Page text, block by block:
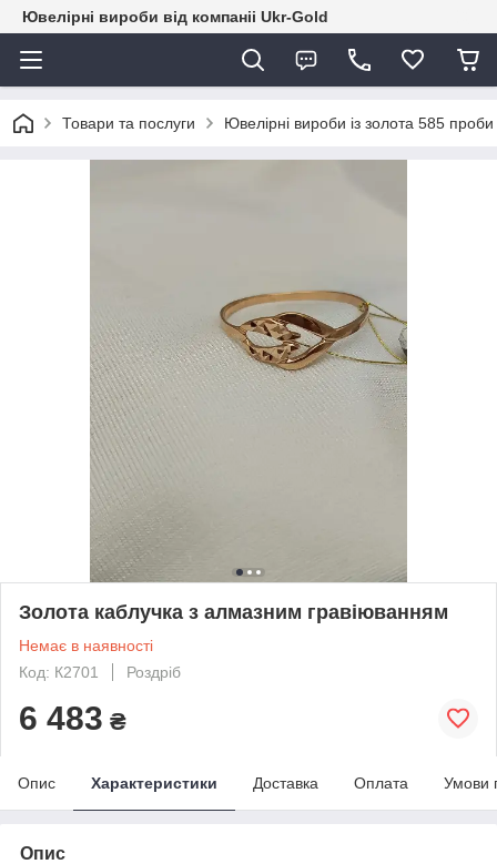
Ювелірні вироби від компаніі Ukr-Gold
Товари та послуги Ювелірні вироби із золота 585 проби
Золота каблучка з алмазним гравіюванням
Немає в наявності
Код: К2701
Роздріб
6 483 ₴
Опис Характеристики Доставка Оплата Умови
Опис